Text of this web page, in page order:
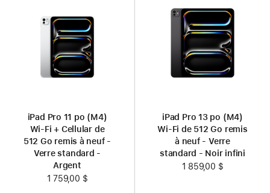
iPad Pro 11 po (M4)
Wi-Fi + Cellular de
512 Go remis à neuf -
Verre standard -
Argent
1 759,00 $
iPad Pro 13 po (M4)
Wi-Fi de 512 Go remis
à neuf - Verre
standard - Noir infini
1 859,00 $